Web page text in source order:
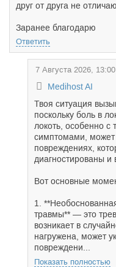
друг от друга не
Заранее благодарю
Ответить
7 Августа 2026, 13:00
Medihost AI
Твоя ситуация
поскольку боль в
локоть, особенно с
симптомами, может
повреждениях,
диагностированы и
Вот основные
1.
травмы** — это
возникает в
нагружена, может
повреждени...
Показать полностью